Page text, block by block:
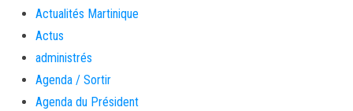
Actualités Martinique
Actus
administrés
Agenda / Sortir
Agenda du Président